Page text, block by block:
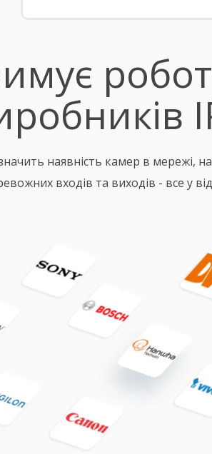
наявність камер в мережі,
входів та виходів - все у